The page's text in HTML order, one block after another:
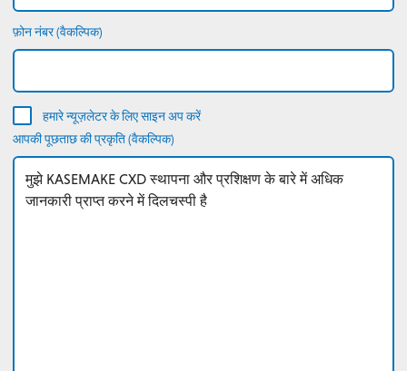
फ़ोन नंबर (वैकल्पिक)
हमारे न्यूज़लेटर के लिए साइन अप करें
आपकी पूछताछ की प्रकृति (वैकल्पिक)